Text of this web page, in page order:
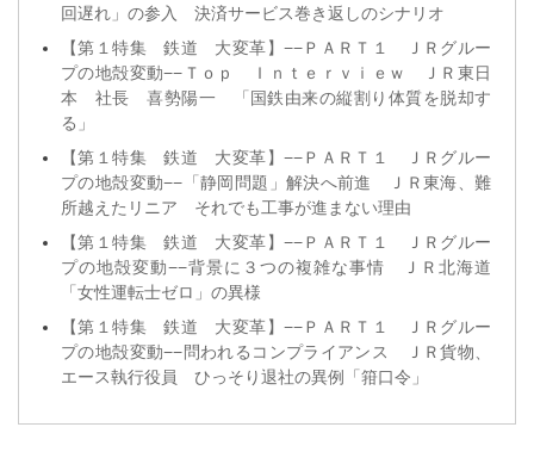
回遅れ」の参入 決済サービス巻き返しのシナリオ
【第１特集 鉄道 大変革】−−ＰＡＲＴ１ ＪＲグルー
プの地殻変動−−Ｔｏｐ Ｉｎｔｅｒｖｉｅｗ ＪＲ東日
本 社長 喜勢陽一 「国鉄由来の縦割り体質を脱却す
る」
【第１特集 鉄道 大変革】−−ＰＡＲＴ１ ＪＲグルー
プの地殻変動−−「静岡問題」解決へ前進 ＪＲ東海、難
所越えたリニア それでも工事が進まない理由
【第１特集 鉄道 大変革】−−ＰＡＲＴ１ ＪＲグルー
プの地殻変動−−背景に３つの複雑な事情 ＪＲ北海道
「女性運転士ゼロ」の異様
【第１特集 鉄道 大変革】−−ＰＡＲＴ１ ＪＲグルー
プの地殻変動−−問われるコンプライアンス ＪＲ貨物、
エース執行役員 ひっそり退社の異例「箝口令」